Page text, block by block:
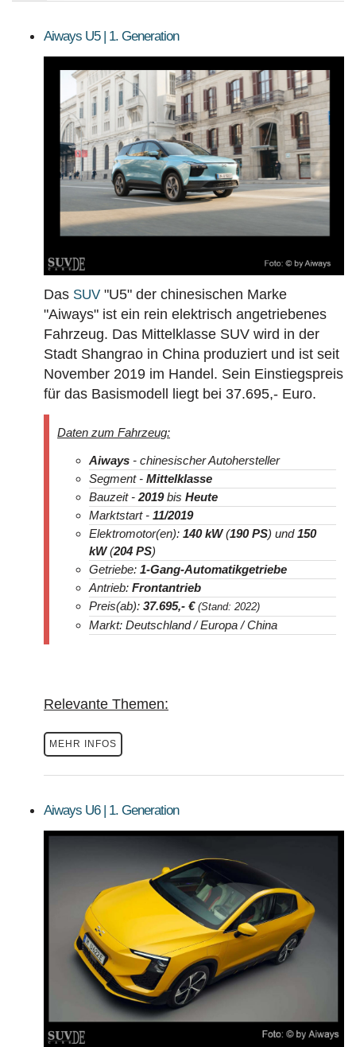
KLASSEN MOTORISIERUNG
PREISE
Sortierung SUV Datenbank
Die Sortierungsmöglichkeit umfasst alle SUV-
Modelle und Generationen!
LAND MARKE
Aiways U5 | 1. Generation
Das SUV "U5" der chinesischen Marke
"Aiways" ist ein rein elektrisch angetriebenes
Fahrzeug. Das Mittelklasse SUV wird in der
Stadt Shangrao in China produziert und ist seit
November 2019 im Handel. Sein Einstiegspreis
für das Basismodell liegt bei 37.695,- Euro.
Daten zum Fahrzeug:
Aiways - chinesischer Autohersteller
Segment - Mittelklasse
Bauzeit - 2019bis Heute
Marktstart - 11/2019
Elektromotor(en): 140 kW(190 PS) und150
kW(204 PS)
Getriebe: 1-Gang-Automatikgetriebe
Antrieb: Frontantrieb
Preis(ab): 37.695,- € (Stand: 2022)
Markt: Deutschland / Europa / China
Relevante Themen:
MEHR INFOS
Aiways U6 | 1. Generation